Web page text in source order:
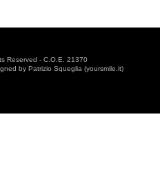
Reserved - C.O.E. 21370
by Patrizio Squeglia (yoursmile.it)